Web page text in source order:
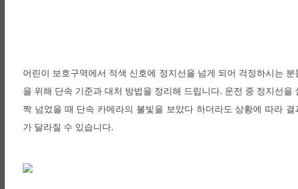
어린이 보호구역에서 적색 신호에 정지선을 넘게 되어 걱정하시는 분
을 위해 단속 기준과 대처 방법을 정리해 드립니다. 운전 중 정지선을
짝 넘었을 때 단속 카메라의 불빛을 보았다 하더라도 상황에 따라 결
가 달라질 수 있습니다.